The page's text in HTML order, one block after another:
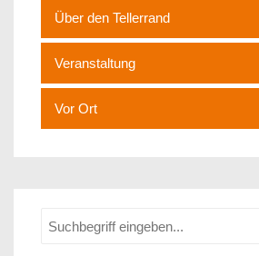
Über den Tellerrand
Veranstaltung
Vor Ort